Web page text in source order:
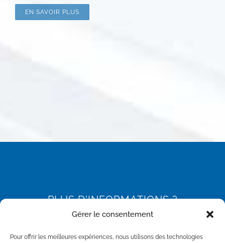
Gérer le consentement
Pour offrir les meilleures expériences, nous utilisons des technologies
EN SAVOIR PLUS
PLUS D'INFORMATIONS ?
Obtenir un devis ?Faire un audit de votre